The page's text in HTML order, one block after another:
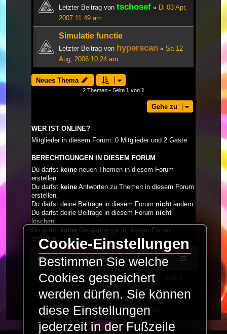
Letzter Beitrag von tschosef « Di 03 Apr,
2007 11:49 am
Simulatie functie
Letzter Beitrag von hyperscan « Sa 12
Aug, 2006 10:24 am
Neues Thema
2 Themen • Seite 1 von 1
Gehe zu
WER IST ONLINE?
Mitglieder in diesem Forum: 0 Mitglieder und 2 Gäste
BERECHTIGUNGEN IN DIESEM FORUM
Du darfst keine neuen Themen in diesem Forum
erstellen.
Du darfst keine Antworten zu Themen in diesem Forum
erstellen.
Du darfst deine Beiträge in diesem Forum nichtändern.
Du darfst deine Beiträge in diesem Forum nicht
löschen.
Du darfst keine Dateianhänge in diesem Forum
erstellen.
LaserFreak.net Forum
Powered byphpBB® Forum Software © phpBB
Limited
Deutsche Übersetzung durchphpBB.de
PRIVACY_LINK | TERMS_LINK
Cookie-Einstellungen
Bestimmen Sie welche
Cookies gespeichert
werden dürfen. Sie können
diese Einstellungen
jederzeit in der Fußzeile